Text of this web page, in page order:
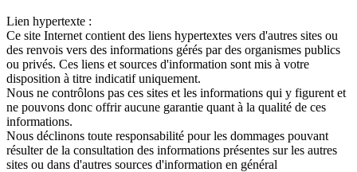
Lien hypertexte :
Ce site Internet contient des liens hypertextes vers d'autres sites ou
des renvois vers des informations gérés par des organismes publics
ou privés. Ces liens et sources d'information sont mis à votre
disposition à titre indicatif uniquement.
Nous ne contrôlons pas ces sites et les informations qui y figurent et
ne pouvons donc offrir aucune garantie quant à la qualité de ces
informations.
Nous déclinons toute responsabilité pour les dommages pouvant
résulter de la consultation des informations présentes sur les autres
sites ou dans d'autres sources d'information en général